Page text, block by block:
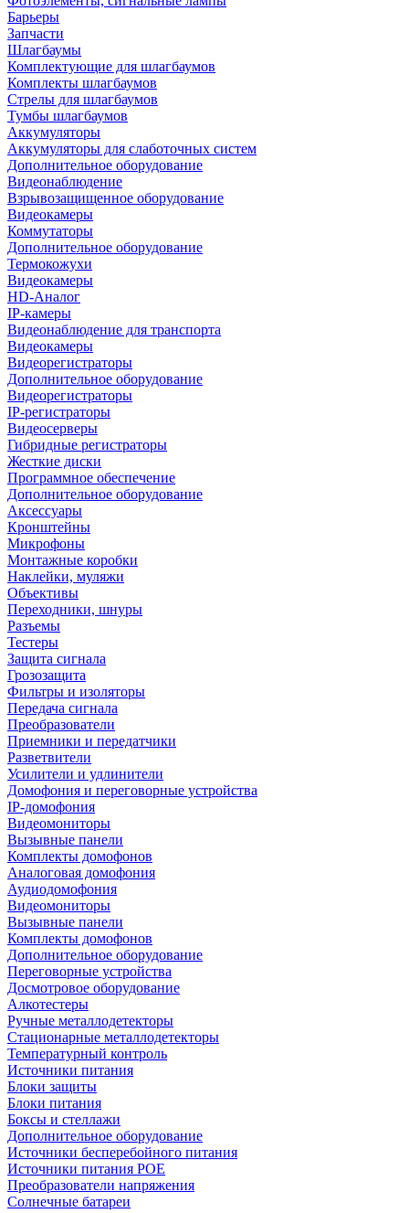
Барьеры
Запчасти
Шлагбаумы
Комплектующие для шлагбаумов
Комплекты шлагбаумов
Стрелы для шлагбаумов
Тумбы шлагбаумов
Аккумуляторы
Аккумуляторы для слаботочных систем
Дополнительное оборудование
Видеонаблюдение
Взрывозащищенное оборудование
Видеокамеры
Коммутаторы
Дополнительное оборудование
Термокожухи
Видеокамеры
HD-Аналог
IP-камеры
Видеонаблюдение для транспорта
Видеокамеры
Видеорегистраторы
Дополнительное оборудование
Видеорегистраторы
IP-регистраторы
Видеосерверы
Гибридные регистраторы
Жесткие диски
Программное обеспечение
Дополнительное оборудование
Аксессуары
Кронштейны
Микрофоны
Монтажные коробки
Наклейки, муляжи
Объективы
Переходники, шнуры
Разъемы
Тестеры
Защита сигнала
Грозозащита
Фильтры и изоляторы
Передача сигнала
Преобразователи
Приемники и передатчики
Разветвители
Усилители и удлинители
Домофония и переговорные устройства
IP-домофония
Видеомониторы
Вызывные панели
Комплекты домофонов
Аналоговая домофония
Аудиодомофония
Видеомониторы
Вызывные панели
Комплекты домофонов
Дополнительное оборудование
Переговорные устройства
Досмотровое оборудование
Алкотестеры
Ручные металлодетекторы
Стационарные металлодетекторы
Температурный контроль
Источники питания
Блоки защиты
Блоки питания
Боксы и стеллажи
Дополнительное оборудование
Источники бесперебойного питания
Источники питания POE
Преобразователи напряжения
Солнечные батареи